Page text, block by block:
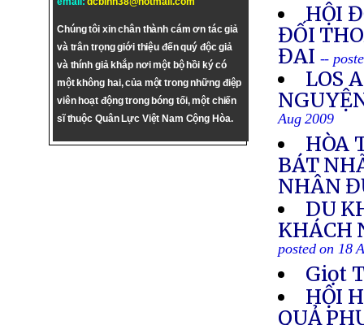
Chúng tôi xin chân thành cám ơn tác giả
và trân trọng giới thiệu đến quý độc giả
và thính giả khắp nơi một bộ hồi ký có
một không hai, của một trong những điệp
viên hoạt động trong bóng tối, một chiến
sĩ thuộc Quân Lực Việt Nam Cộng Hòa.
HỘI
ĐỐI
ĐAI --
LOS
Aug 2009
HÒA
BÁT
NHÂN
DU
KHÁCH
posted on 18
Giọt
HỘI
QUẢ